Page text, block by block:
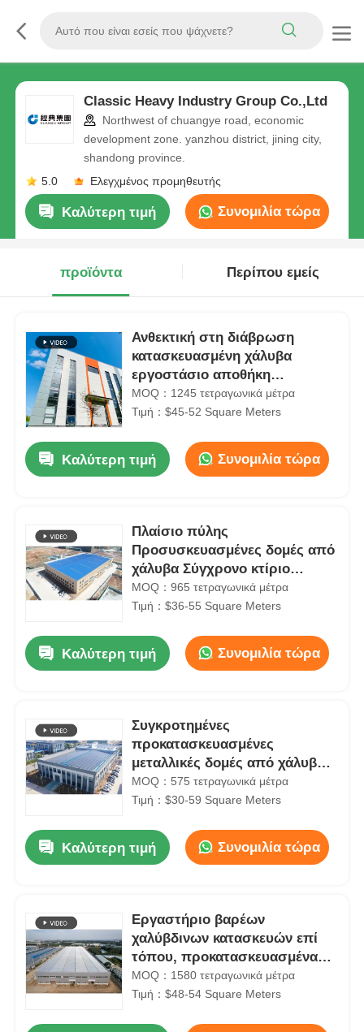
Classic Heavy Industry Group Co.,Ltd
Northwest of chuangye road, economic
development zone. yanzhou district, jining city,
shandong province.
5.0
Ελεγχμένος προμηθευτής
Καλύτερη τιμή Συνομιλία τώρα
προϊόντα Περίπου εμείς
Ανθεκτική στη διάβρωση
κατασκευασμένη χάλυβα
εργοστάσιο αποθήκη
αμερικανικό πρότυπο
MOQ：1245 τετραγωνικά μέτρα
Τιμή：$45-52 Square Meters
Καλύτερη τιμή Συνομιλία τώρα
Πλαίσιο πύλης
Προσυσκευασμένες δομές από
χάλυβα Σύγχρονο κτίριο
Προσαρμοσμένο
MOQ：965 τετραγωνικά μέτρα
Τιμή：$36-55 Square Meters
Καλύτερη τιμή Συνομιλία τώρα
Συγκροτημένες
προκατασκευασμένες
μεταλλικές δομές από χάλυβα
Εργαστήριο κτίριο Μονουλικές
παραγγελίες
MOQ：575 τετραγωνικά μέτρα
Τιμή：$30-59 Square Meters
Καλύτερη τιμή Συνομιλία τώρα
Εργαστήριο βαρέων
χαλύβδινων κατασκευών επί
τόπου, προκατασκευασμένα
αγροτικά κτίρια ODM
MOQ：1580 τετραγωνικά μέτρα
Τιμή：$48-54 Square Meters